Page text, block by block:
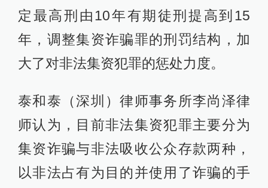
定最高刑由10年有期徒刑提高到15
年，调整集资诈骗罪的刑罚结构，加
大了对非法集资犯罪的惩处力度。
泰和泰（深圳）律师事务所李尚泽律
师认为，目前非法集资犯罪主要分为
集资诈骗与非法吸收公众存款两种，
以非法占有为目的并使用了诈骗的手